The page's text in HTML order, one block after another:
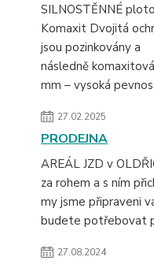
SILNOSTĚNNÉ
Komaxit Dvojitá
jsou pozinkovány a
následně
mm – vysoká
27.02.2025
PRODEJNA
AREÁL JZD v
za rohem a s ním
my jsme připraveni
budete potřebovat
27.08.2024